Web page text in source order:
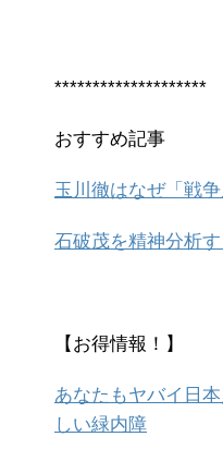
********************
おすすめ記事
玉川徹はなぜ「戦
石破茂を精神分析
【お得情報！】
あなたもヤバイ日
しい緑内障